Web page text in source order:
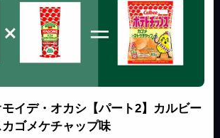
イデ・オカシ【パート2】カルビー
ゴメケチャップ味